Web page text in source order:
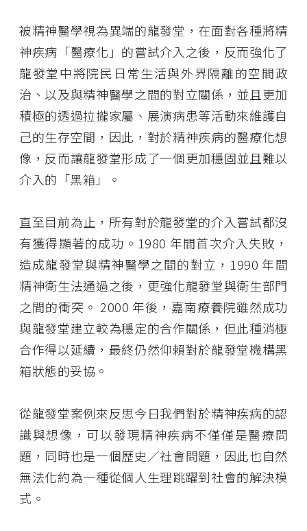
被精神醫學視為異端的龍發堂，在面對各種將精
神疾病「醫療化」的嘗試介入之後，反而強化了
龍發堂中將院民日常生活與外界隔離的空間政
治、以及與精神醫學之間的對立關係，並且更加
積極的透過拉攏家屬、展演病患等活動來維護自
己的生存空間，因此，對於精神疾病的醫療化想
像，反而讓龍發堂形成了一個更加穩固並且難以
介入的「黑箱」。
直至目前為止，所有對於龍發堂的介入嘗試都沒
有獲得顯著的成功。1980 年間首次介入失敗，
造成龍發堂與精神醫學之間的對立，1990 年間
精神衛生法通過之後，更強化龍發堂與衛生部門
之間的衝突。 2000 年後，嘉南療養院雖然成功
與龍發堂建立較為穩定的合作關係，但此種消極
合作得以延續，最終仍然仰賴對於龍發堂機構黑
箱狀態的妥協。
從龍發堂案例來反思今日我們對於精神疾病的認
識與想像，可以發現精神疾病不僅僅是醫療問
題，同時也是一個歷史／社會問題，因此也自然
無法化約為一種從個人生理跳躍到社會的解決模
式。